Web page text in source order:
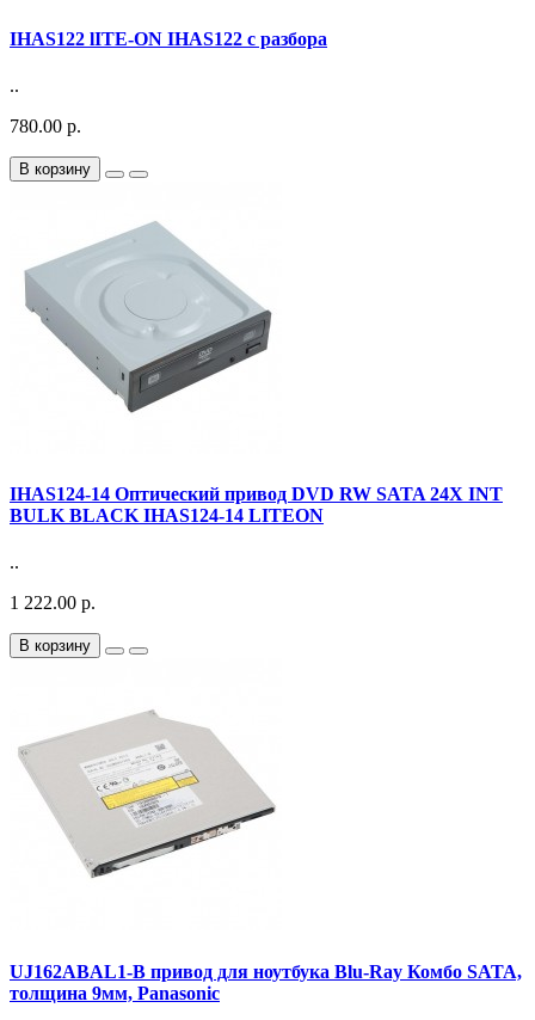
IHAS122 lITE-ON IHAS122 с разбора
..
780.00 р.
В корзину
IHAS124-14 Оптический привод DVD RW SATA 24X INT
BULK BLACK IHAS124-14 LITEON
..
1 222.00 р.
В корзину
UJ162ABAL1-B привод для ноутбука Blu-Ray Комбо SATA,
толщина 9мм, Panasonic